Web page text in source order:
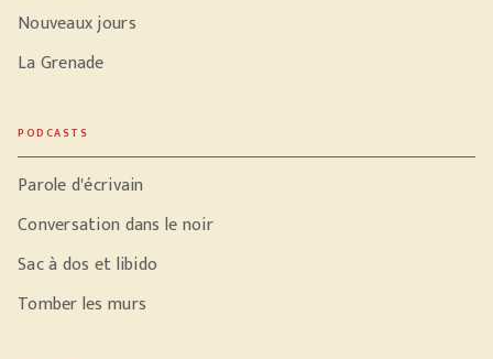
Nouveaux jours
La Grenade
PODCASTS
Parole d'écrivain
Conversation dans le noir
Sac à dos et libido
Tomber les murs